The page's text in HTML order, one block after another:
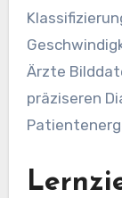
Ärzte
präziseren